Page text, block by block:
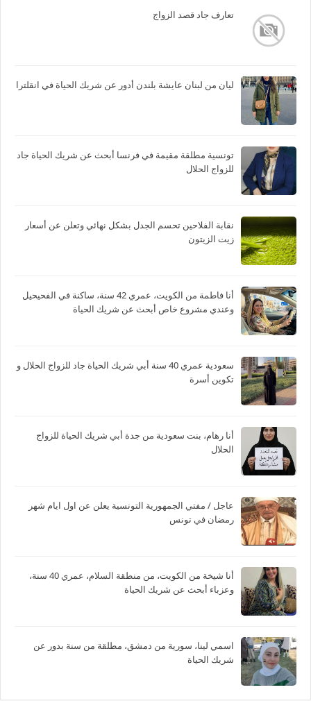
تعارف جاد قصد الزواج
ليان من لبنان عايشة بلندن أدور عن شريك الحياة في انقلترا
تونسية مطلقة مقيمة في فرنسا أبحث عن شريك الحياة جاد
للزواج الحلال
نقابة الفلاحين تحسم الجدل بشكل نهائي وتعلن عن أسعار
زيت الزيتون
أنا فاطمة من الكويت، عمري 42 سنة، ساكنة في الفحيحيل
وعندي مشروع خاص أبحث عن شريك الحياة
سعودية عمري 40 سنة أبي شريك الحياة جاد للزواج الحلال و
تكوين أسرة
أنا رهام، بنت سعودية من جدة أبي شريك الحياة للزواج
الحلال
عاجل / مفتي الجمهورية التونسية يعلن عن اول ايام شهر
رمضان في تونس
أنا شيخة من الكويت، من منطقة السلام، عمري 40 سنة،
وعزباء أبحث عن شريك الحياة
اسمي لينا، سورية من دمشق، مطلقة من سنة بدور عن
شريك الحياة